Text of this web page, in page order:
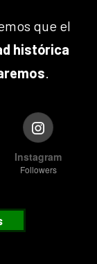
que el
histórica
.
Instagram
Followers